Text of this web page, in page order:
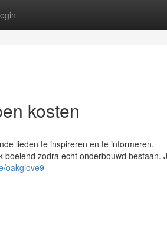
kosten
lieden te inspireren en te informeren.
boeiend zodra echt onderbouwd bestaan.
oakglove9